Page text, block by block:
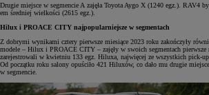
Drugie miejsce w segmencie A zajęła Toyota Aygo X (1240 egz.). RAV4
em średniej wielkości (2615 egz.).
Hilux i PROACE CITY najpopularniejsze w segmentach
Z dobrymi wynikami cztery pierwsze miesiące 2023 roku zakończyły
modele – Hilux i PROACE CITY – zajęły w swoich segmentach
zarejestrowali w kwietniu 133 egz. Hiluxa, najwięcej ze wszystkich pick-
Od początku roku salony opuściło 421 Hiluxów, co dało mu drugie
w segmencie.